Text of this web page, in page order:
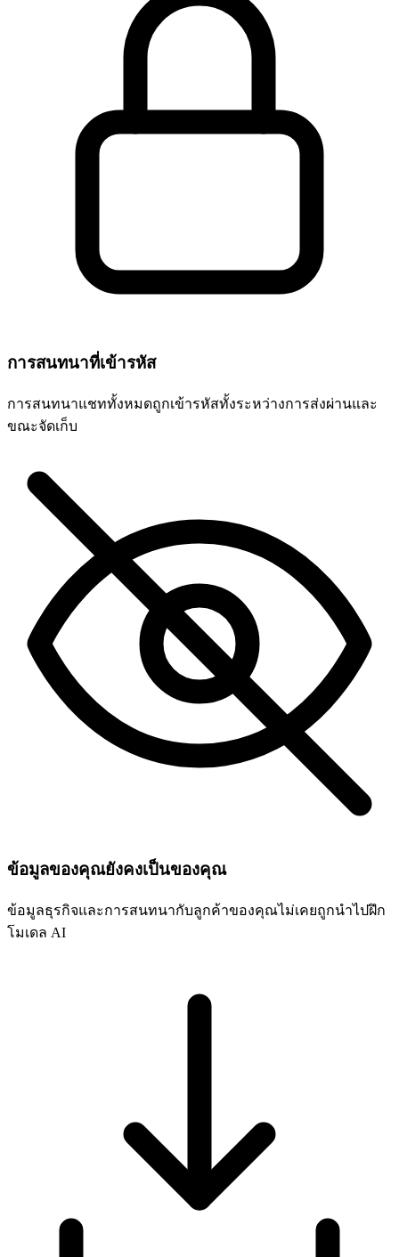
การสนทนาที่เข้ารหัส
การสนทนาแชททั้งหมดถูกเข้ารหัสทั้งระหว่างการส่งผ่านและ
ขณะจัดเก็บ
ข้อมูลของคุณยังคงเป็นของคุณ
ข้อมูลธุรกิจและการสนทนากับลูกค้าของคุณไม่เคยถูกนำไปฝึก
โมเดล AI